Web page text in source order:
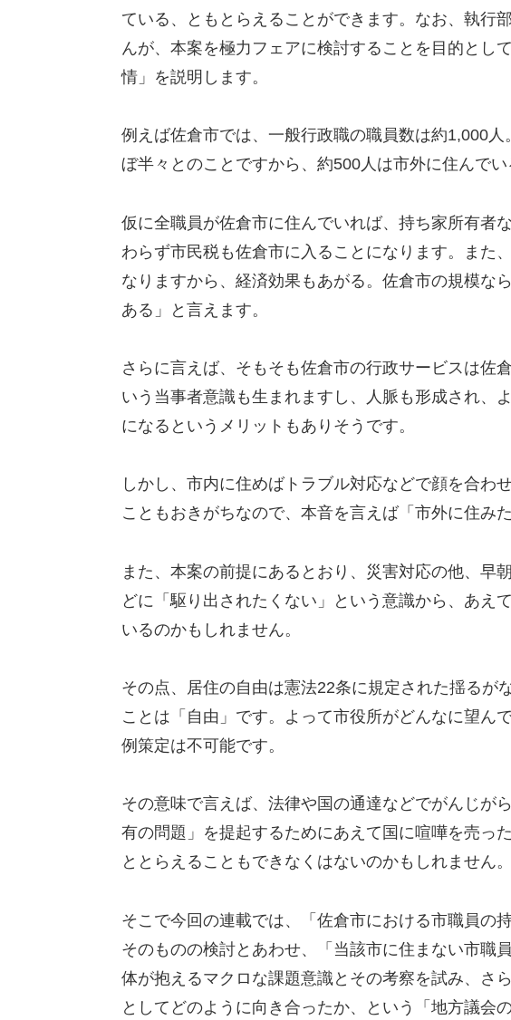
ている、ともとらえることができます。なお、執行
んが、本案を極力フェアに検討することを目的とし
情」を説明します。
例えば佐倉市では、一般行政職の職員数は約1,000
ぼ半々とのことですから、約500人は市外に住んでい
仮に全職員が佐倉市に住んでいれば、持ち家所有者
わらず市民税も佐倉市に入ることになります。また
なりますから、経済効果もあがる。佐倉市の規模な
ある」と言えます。
さらに言えば、そもそも佐倉市の行政サービスは佐
いう当事者意識も生まれますし、人脈も形成され、
になるというメリットもありそうです。
しかし、市内に住めばトラブル対応などで顔を合わ
こともおきがちなので、本音を言えば「市外に住み
また、本案の前提にあるとおり、災害対応の他、早
どに「駆り出されたくない」という意識から、あえ
いるのかもしれません。
その点、居住の自由は憲法22条に規定された揺るが
ことは「自由」です。よって市役所がどんなに望ん
例策定は不可能です。
その意味で言えば、法律や国の通達などでがんじが
有の問題」を提起するためにあえて国に喧嘩を売っ
ととらえることもできなくはないのかもしれません。
そこで今回の連載では、「佐倉市における市職員の
そのものの検討とあわせ、「当該市に住まない市職
体が抱えるマクロな課題意識とその考察を試み、さ
としてどのように向き合ったか、という「地方議会